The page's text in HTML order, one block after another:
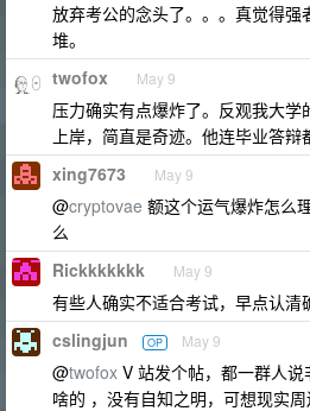
放弃考公的念头了。。。真觉得
堆。
twofox May 9
压力确实有点爆炸了。反观我大
上岸，简直是奇迹。他连毕业答
xing7673 May 9
@cryptovae 额这个运气爆炸怎么
么
Rickkkkkkk May 9
有些人确实不适合考试，早点认清
cslingjun OP May 9
@twofox V 站发个帖，都一群人
啥的 ，没有自知之明，可想现实